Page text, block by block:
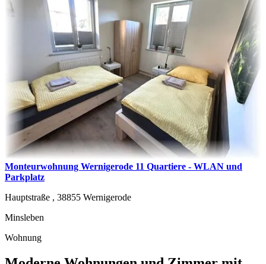
Monteurwohnung Wernigerode 11 Quartiere - WLAN und
Parkplatz
Hauptstraße , 38855 Wernigerode
Minsleben
Wohnung